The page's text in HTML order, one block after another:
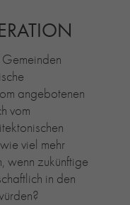
angebotenen
vom
viel mehr
wenn zukünftige
in den